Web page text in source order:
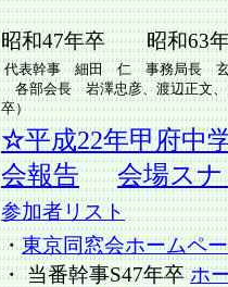
昭和47年卒 昭和63
代表幹事 細田 仁 事務局長
各部会長 岩澤忠彦、渡辺正文、
卒）
☆平成22年甲府中
会報告
会場ス
参加者リスト
・東京同窓会ホームペ
・ 当番幹事S47年卒 ホ